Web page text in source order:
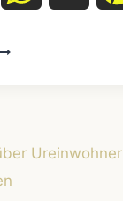
Ureinwohner